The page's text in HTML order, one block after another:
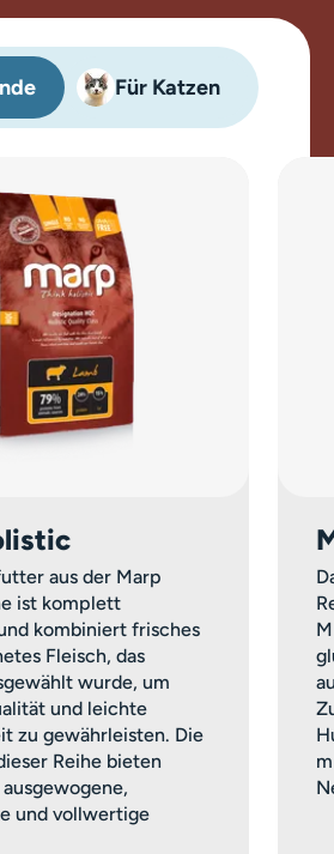
Für Katzen
aus der Marp
ist komplett
kombiniert frisches
Fleisch, das
wurde, um
und leichte
zu gewährleisten. Die
Reihe bieten
und vollwertige